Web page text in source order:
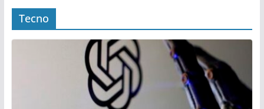
Tecno